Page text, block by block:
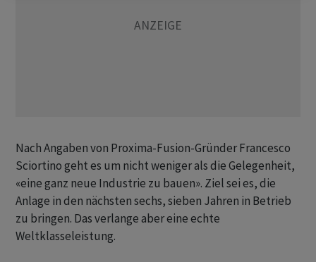
Nach Angaben von Proxima-Fusion-Gründer Francesco
Sciortino geht es um nicht weniger als die Gelegenheit,
«eine ganz neue Industrie zu bauen». Ziel sei es, die
Anlage in den nächsten sechs, sieben Jahren in Betrieb
zu bringen. Das verlange aber eine echte
Weltklasseleistung.